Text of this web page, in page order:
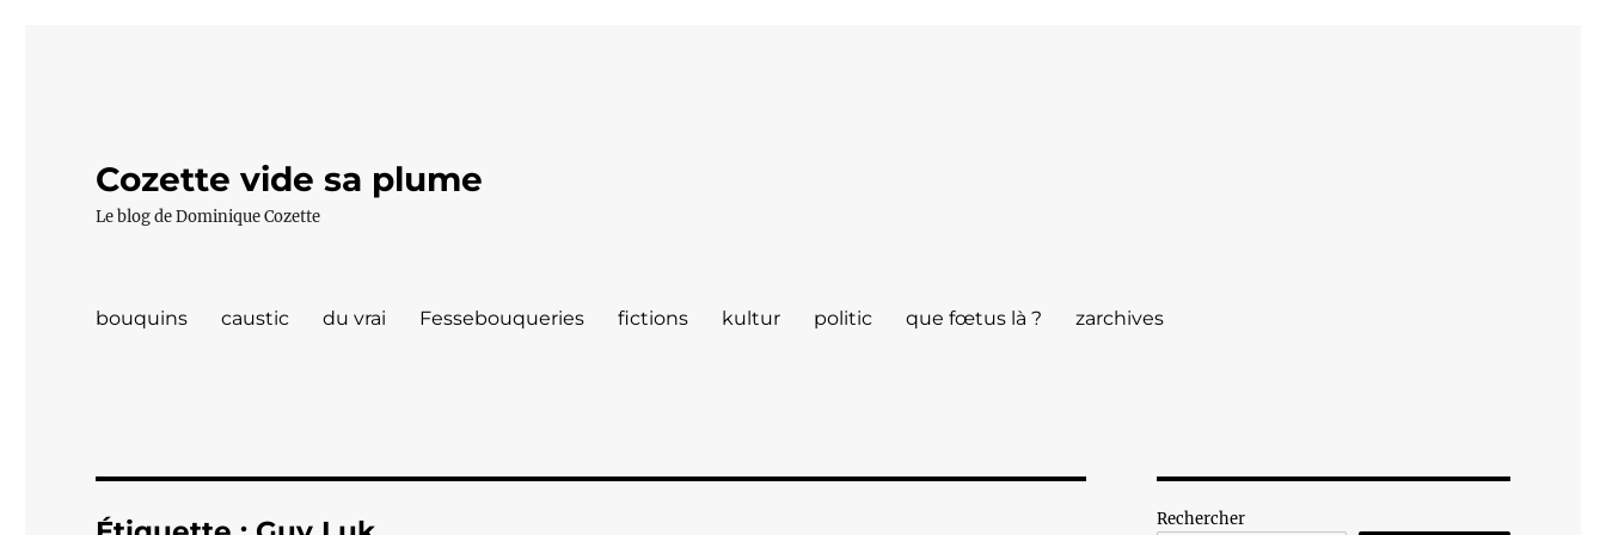
Cozette vide sa plume
Le blog de Dominique Cozette
bouquins caustic du vrai Fessebouqueries fictions kultur politic que fœtus là ? zarchives
Rechercher